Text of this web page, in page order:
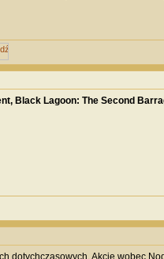
Black Lagoon: The Second
dotychczasowych. Akcje wobec